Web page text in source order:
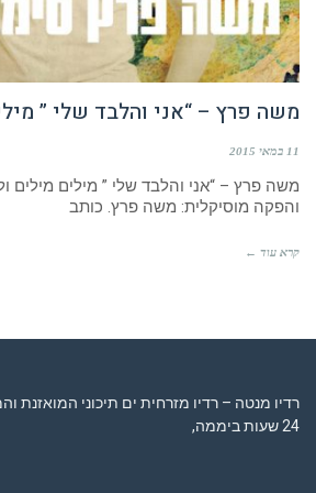
משה פרץ – “אני והלבד שלי ”
11 במאי 2015
משה פרץ – “אני והלבד שלי ” מילים מילים
והפקה מוסיקלית: משה פרץ. כותב
קרא עוד ←
רדיו מנטה – רדיו מזרחית ים תיכוני המואזנת
24 שעות ביממה,